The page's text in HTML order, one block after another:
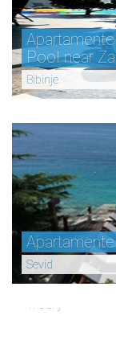
Pool near
Bibinje
Sevid
70 - 80 € /de